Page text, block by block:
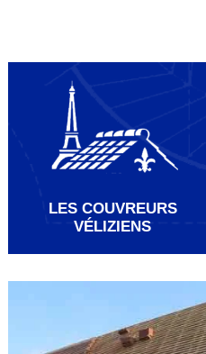
LES COUVREURS
VÉLIZIENS